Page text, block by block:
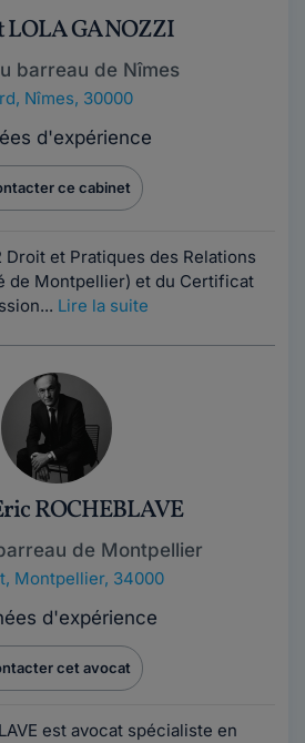
LOLA GANOZZI
barreau de Nîmes
, Nîmes, 30000
d'expérience
ce cabinet
et Pratiques des Relations
de Montpellier) et du Certificat
Lire la suite
ROCHEBLAVE
de Montpellier
, Montpellier, 34000
d'expérience
cet avocat
est avocat spécialiste en